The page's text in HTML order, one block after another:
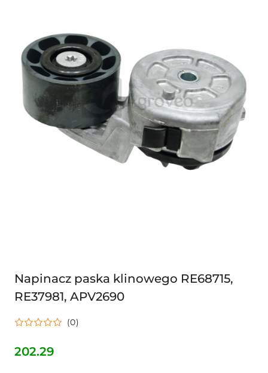
Napinacz paska klinowego RE68715,
RE37981, APV2690
(0)
Cena:
202.29